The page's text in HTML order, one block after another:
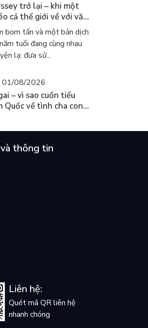
trở lại – khi một
cả thế giới về với văn
bom tấn và một bản dịch
tuổi đang cùng nhau
lạ: đưa sử...
01/08/2026
– vì sao cuốn tiểu
Quốc về tình cha con
thông tin
Liên hệ:
Quét mã QR liên hệ
nhanh chóng